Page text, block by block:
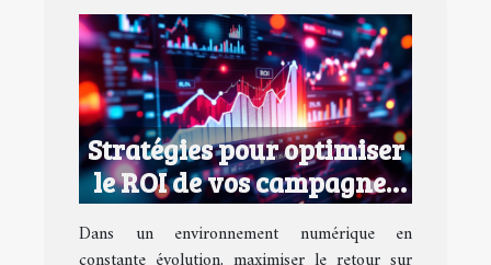
Stratégies pour optimiser
le ROI de vos campagnes
marketing digital
Dans un environnement numérique en